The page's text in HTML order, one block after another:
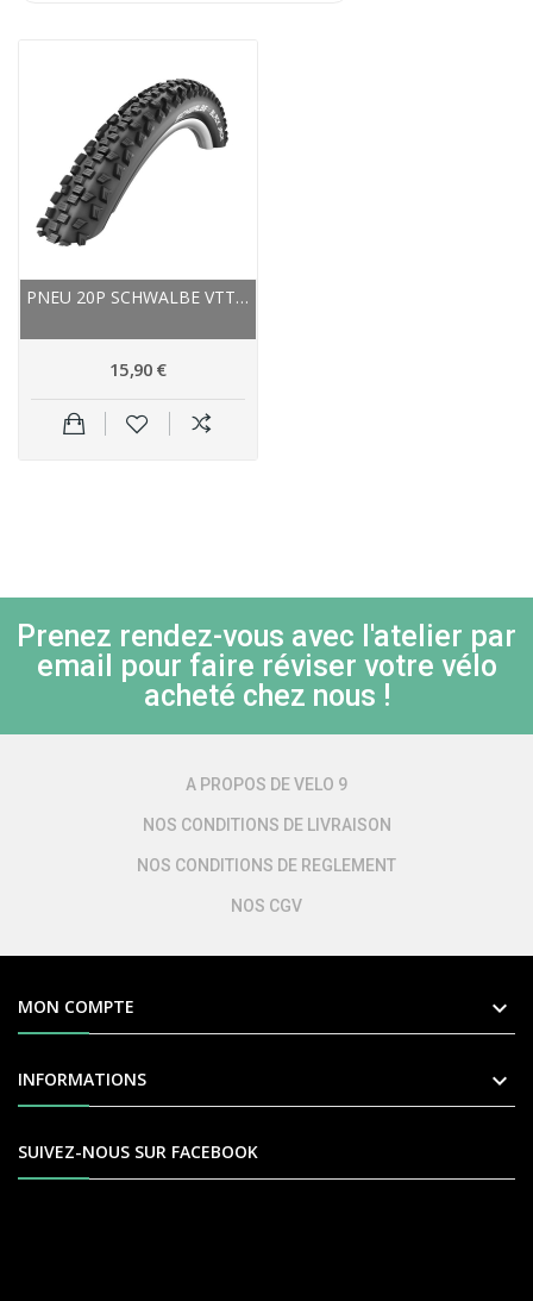
PNEU 20P SCHWALBE VTT BLACK JACK NOIR FLANCS...
15,90 €
Prenez rendez-vous avec l'atelier par
email pour faire réviser votre vélo
acheté chez nous !
A PROPOS DE VELO 9
NOS CONDITIONS DE LIVRAISON
NOS CONDITIONS DE REGLEMENT
NOS CGV
MON COMPTE 
INFORMATIONS 
SUIVEZ-NOUS SUR FACEBOOK